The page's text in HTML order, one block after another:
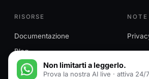
RISORSE
Documentazione
Blog
Non limitarti a leggerlo.
Prova la nostra AI live · attiva 24/7